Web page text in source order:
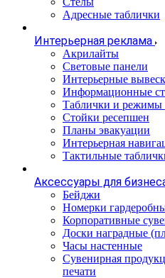
Адресные таблички
Интерьерная реклама
Акрилайты
Световые панели
Интерьерные
Информационные
Таблички и режимы
Стойки ресепшен
Планы эвакуации
Интерьерная
Тактильные
Аксессуары для
Бейджи
Номерки
Корпоративные
Доски наградные
Часы настенные
Сувенирная
печати